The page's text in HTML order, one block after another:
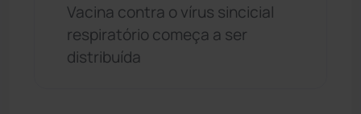
Vacina contra o vírus sincicial
respiratório começa a ser
distribuída